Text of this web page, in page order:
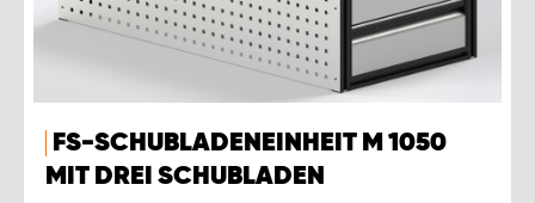
FS-SCHUBLADENEINHEIT M 1050
MIT DREI SCHUBLADEN